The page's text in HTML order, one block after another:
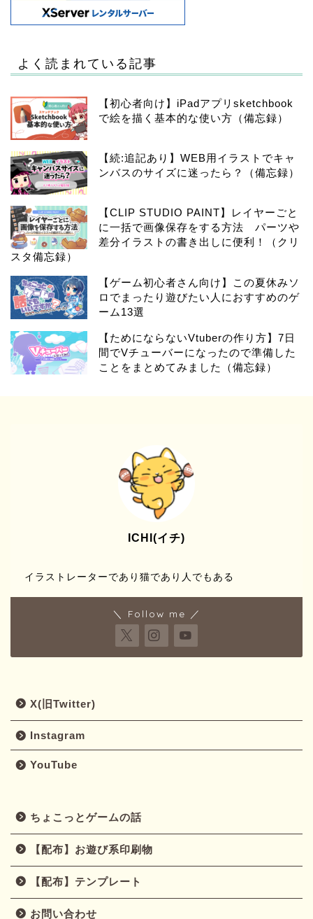
よく読まれている記事
【初心者向け】iPadアプリsketchbook
で絵を描く基本的な使い方（備忘録）
【続:追記あり】WEB用イラストでキャ
ンバスのサイズに迷ったら？（備忘録）
【CLIP STUDIO PAINT】レイヤーごと
に一括で画像保存をする方法 パーツや
差分イラストの書き出しに便利！（クリ
スタ備忘録）
【ゲーム初心者さん向け】この夏休みソ
ロでまったり遊びたい人におすすめのゲ
ーム13選
【ためにならないVtuberの作り方】7日
間でVチューバーになったので準備した
ことをまとめてみました（備忘録）
ICHI(イチ)
イラストレーターであり猫であり人でもある
＼ Follow me ／
X(旧Twitter)
Instagram
YouTube
ちょこっとゲームの話
【配布】お遊び系印刷物
【配布】テンプレート
お問い合わせ